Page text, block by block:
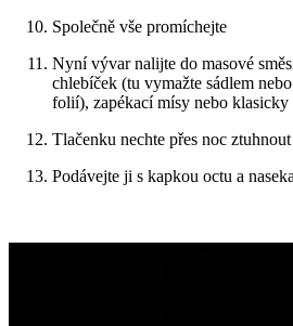
Společně vše promíchejte
Nyní vývar nalijte do masové
chlebíček (tu vymažte sádlem
folií), zapékací mísy nebo klasicky
Tlačenku nechte přes noc
Podávejte ji s kapkou octu a